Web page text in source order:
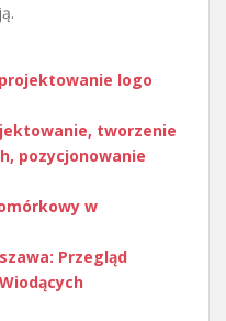
logo
tworzenie
pozycjonowanie
w
Przegląd